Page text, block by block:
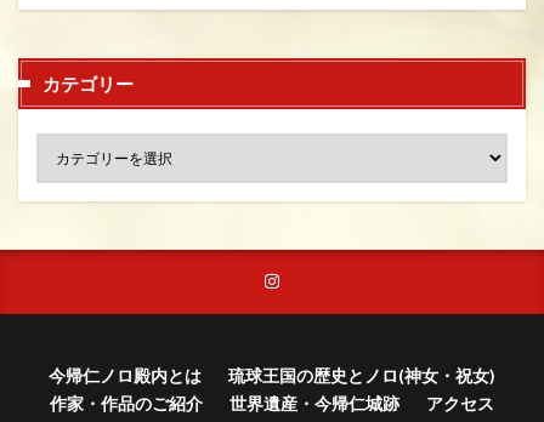
カテゴリー
今帰仁ノロ殿内とは
琉球王国の歴史とノロ(神女・祝女)
作家・作品のご紹介
世界遺産・今帰仁城跡 アクセス